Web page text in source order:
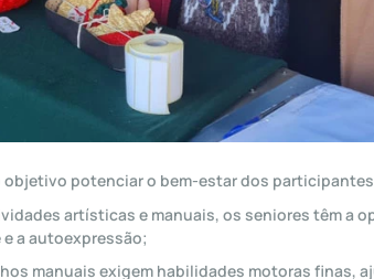
objetivo potenciar o bem-estar dos
artísticas e manuais, os seniores têm a
a autoexpressão;
manuais exigem habilidades motoras finas,